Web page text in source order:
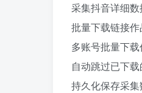
采集抖音详细数
批量下载链接作
多账号批量下载
自动跳过已下
持久化保存采